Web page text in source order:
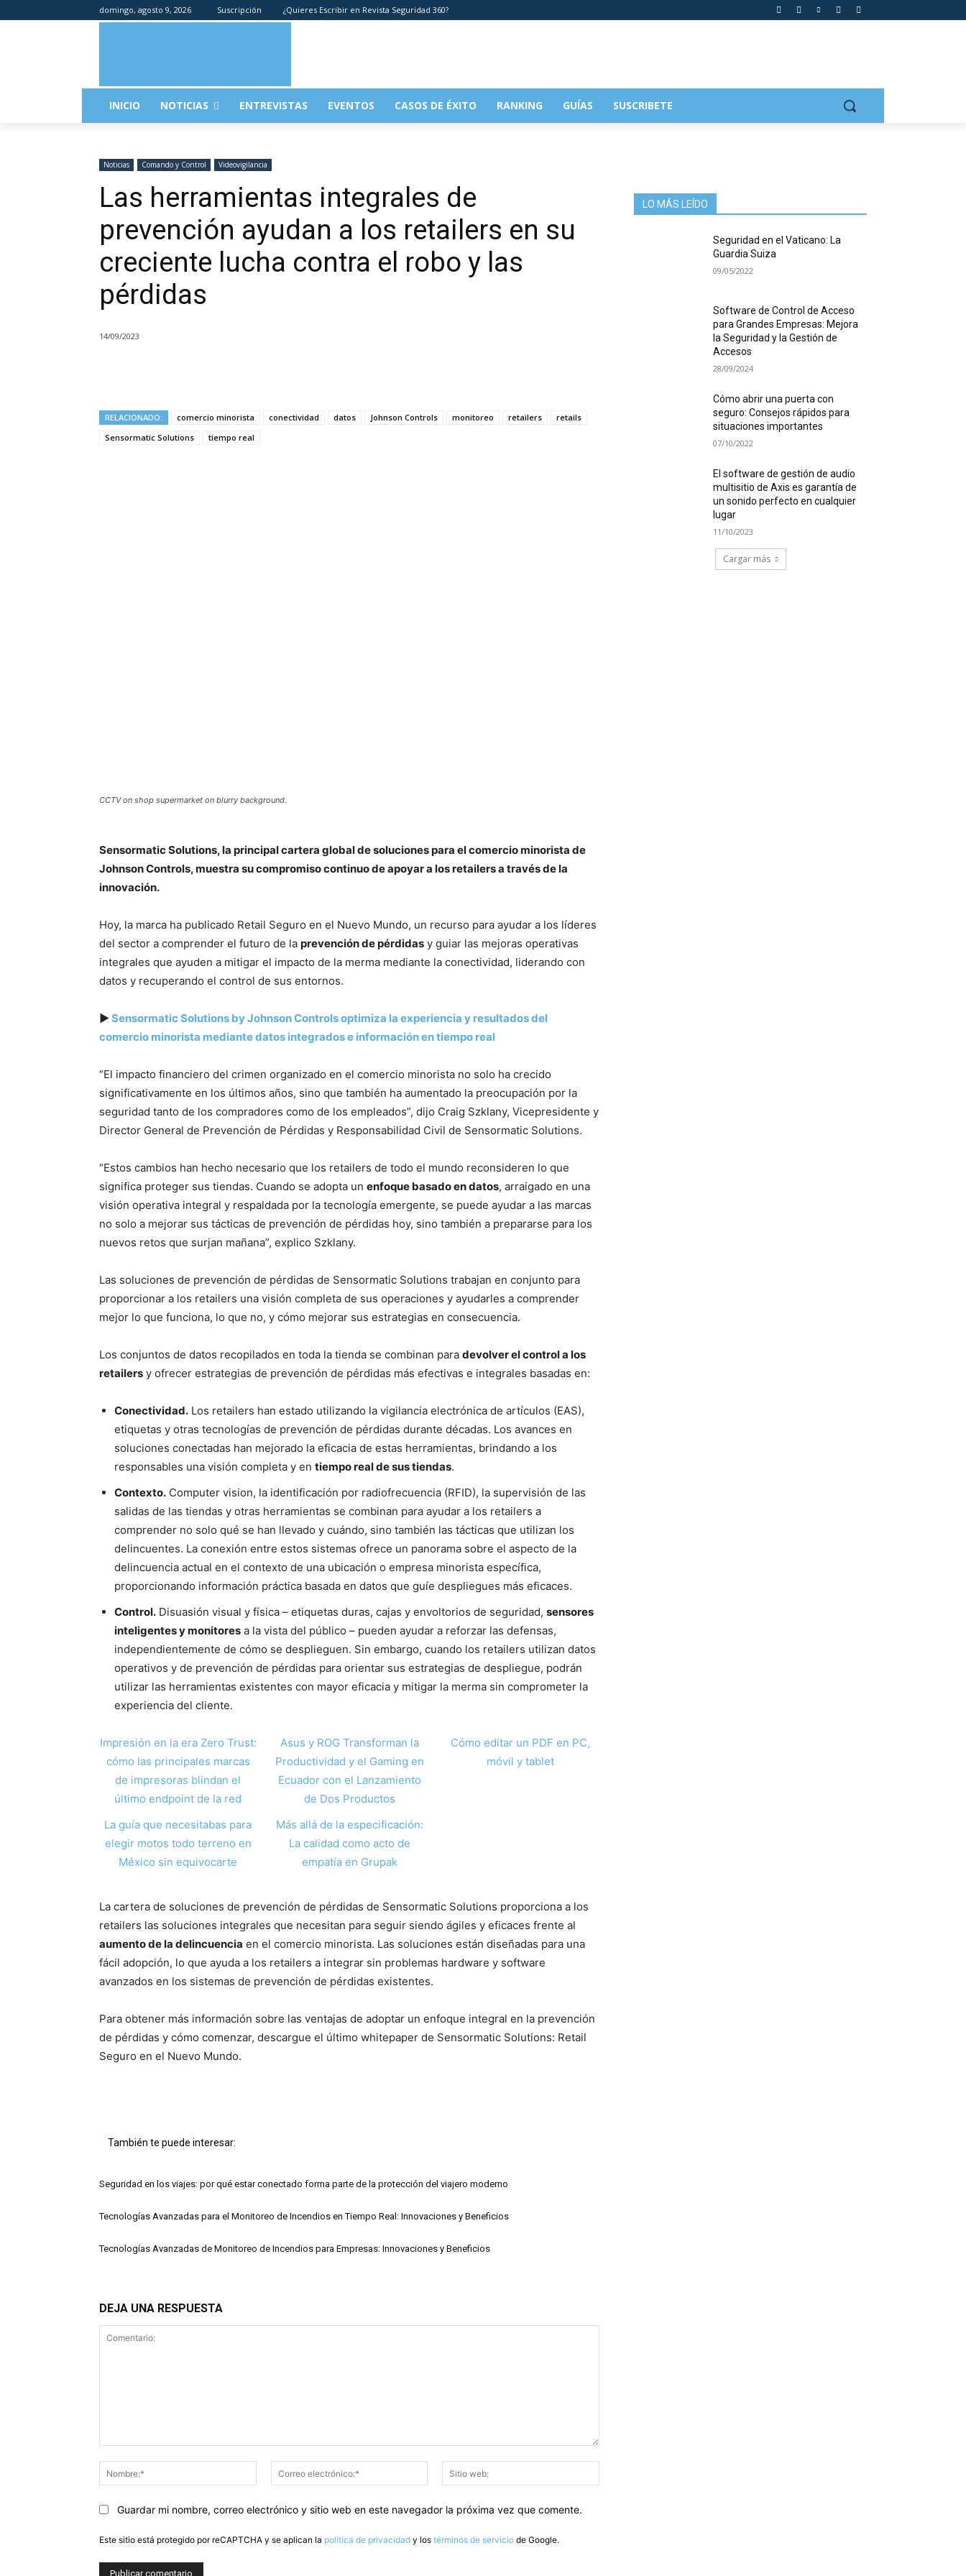
domingo, agosto 9, 2026 Suscripción ¿Quieres Escribir en Revista Seguridad 360?
INICIO NOTICIAS ENTREVISTAS EVENTOS CASOS DE ÉXITO RANKING GUÍAS SUSCRIBETE
Noticias Comando y Control Videovigilancia
Las herramientas integrales de
prevención ayudan a los retailers en su
creciente lucha contra el robo y las
pérdidas
14/09/2023
RELACIONADO: comercio minorista conectividad datos Johnson Controls monitoreo retailers
retails
Sensormatic Solutions
tiempo real
CCTV on shop supermarket on blurry background.
Sensormatic Solutions, la principal cartera global de soluciones para el comercio minorista de
Johnson Controls, muestra su compromiso continuo de apoyar a los retailers a través de la
innovación.
Hoy, la marca ha publicado Retail Seguro en el Nuevo Mundo, un recurso para ayudar a los líderes
del sector a comprender el futuro de la prevención de pérdidas y guiar las mejoras operativas
integrales que ayuden a mitigar el impacto de la merma mediante la conectividad, liderando con
datos y recuperando el control de sus entornos.
▶Sensormatic Solutions by Johnson Controls optimiza la experiencia y resultados del
comercio minorista mediante datos integrados e información en tiempo real
“El impacto financiero del crimen organizado en el comercio minorista no solo ha crecido
significativamente en los últimos años, sino que también ha aumentado la preocupación por la
seguridad tanto de los compradores como de los empleados”, dijo Craig Szklany, Vicepresidente y
Director General de Prevención de Pérdidas y Responsabilidad Civil de Sensormatic Solutions.
“Estos cambios han hecho necesario que los retailers de todo el mundo reconsideren lo que
significa proteger sus tiendas. Cuando se adopta un enfoque basado en datos, arraigado en una
visión operativa integral y respaldada por la tecnología emergente, se puede ayudar a las marcas
no solo a mejorar sus tácticas de prevención de pérdidas hoy, sino también a prepararse para los
nuevos retos que surjan mañana”, explico Szklany.
Las soluciones de prevención de pérdidas de Sensormatic Solutions trabajan en conjunto para
proporcionar a los retailers una visión completa de sus operaciones y ayudarles a comprender
mejor lo que funciona, lo que no, y cómo mejorar sus estrategias en consecuencia.
Los conjuntos de datos recopilados en toda la tienda se combinan para devolver el control a los
retailers y ofrecer estrategias de prevención de pérdidas más efectivas e integrales basadas en:
Conectividad. Los retailers han estado utilizando la vigilancia electrónica de artículos (EAS),
etiquetas y otras tecnologías de prevención de pérdidas durante décadas. Los avances en
soluciones conectadas han mejorado la eficacia de estas herramientas, brindando a los
responsables una visión completa y en tiempo real de sus tiendas.
Contexto. Computer vision, la identificación por radiofrecuencia (RFID), la supervisión de las
salidas de las tiendas y otras herramientas se combinan para ayudar a los retailers a
comprender no solo qué se han llevado y cuándo, sino también las tácticas que utilizan los
delincuentes. La conexión entre estos sistemas ofrece un panorama sobre el aspecto de la
delincuencia actual en el contexto de una ubicación o empresa minorista específica,
proporcionando información práctica basada en datos que guíe despliegues más eficaces.
Control. Disuasión visual y física – etiquetas duras, cajas y envoltorios de seguridad, sensores
inteligentes y monitores a la vista del público – pueden ayudar a reforzar las defensas,
independientemente de cómo se desplieguen. Sin embargo, cuando los retailers utilizan datos
operativos y de prevención de pérdidas para orientar sus estrategias de despliegue, podrán
utilizar las herramientas existentes con mayor eficacia y mitigar la merma sin comprometer la
experiencia del cliente.
Impresión en la era Zero Trust:
cómo las principales marcas
de impresoras blindan el
último endpoint de la red
Asus y ROG Transforman la
Productividad y el Gaming en
Ecuador con el Lanzamiento
de Dos Productos
Cómo editar un PDF en PC,
móvil y tablet
La guía que necesitabas para
elegir motos todo terreno en
México sin equivocarte
Más allá de la especificación:
La calidad como acto de
empatía en Grupak
La cartera de soluciones de prevención de pérdidas de Sensormatic Solutions proporciona a los
retailers las soluciones integrales que necesitan para seguir siendo ágiles y eficaces frente al
aumento de la delincuencia en el comercio minorista. Las soluciones están diseñadas para una
fácil adopción, lo que ayuda a los retailers a integrar sin problemas hardware y software
avanzados en los sistemas de prevención de pérdidas existentes.
Para obtener más información sobre las ventajas de adoptar un enfoque integral en la prevención
de pérdidas y cómo comenzar, descargue el último whitepaper de Sensormatic Solutions: Retail
Seguro en el Nuevo Mundo.
También te puede interesar:
Seguridad en los viajes: por qué estar conectado forma parte de la protección del viajero moderno
Tecnologías Avanzadas para el Monitoreo de Incendios en Tiempo Real: Innovaciones y Beneficios
Tecnologías Avanzadas de Monitoreo de Incendios para Empresas: Innovaciones y Beneficios
DEJA UNA RESPUESTA
Nombre:*
Correo
electrónico:*
web:
Guardar mi nombre, correo electrónico y sitio web en este navegador la próxima vez que comente.
Este sitio está protegido por reCAPTCHA y se aplican la política de privacidad y los términos de servicio de Google.
LO MÁS LEÍDO
Seguridad en el Vaticano: La
Guardia Suiza
09/05/2022
Software de Control de Acceso
para Grandes Empresas: Mejora
la Seguridad y la Gestión de
Accesos
28/09/2024
Cómo abrir una puerta con
seguro: Consejos rápidos para
situaciones importantes
07/10/2022
El software de gestión de audio
multisitio de Axis es garantía de
un sonido perfecto en cualquier
lugar
11/10/2023
Cargar más